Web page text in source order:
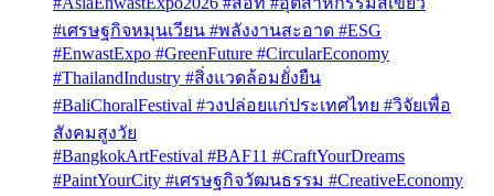
#เศรษฐกิจหมุนเวียน #พลังงานสะอาด #ESG
#EnwastExpo #GreenFuture #CircularEconomy
#ThailandIndustry #สิ่งแวดล้อมยั่งยืน
#BaliChoralFestival #วงปล่อยแก่ประเทศไทย #วิจัยเพื่อ
สังคมสูงวัย
#BangkokArtFestival #BAF11 #CraftYourDreams
#PaintYourCity #เศรษฐกิจวัฒนธรรม #CreativeEconomy